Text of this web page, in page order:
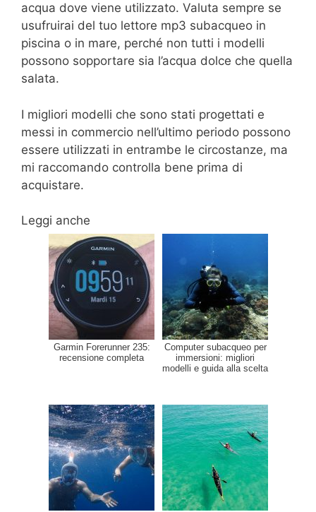
acqua dove viene utilizzato. Valuta sempre se
usufruirai del tuo lettore mp3 subacqueo in
piscina o in mare, perché non tutti i modelli
possono sopportare sia l’acqua dolce che quella
salata.
I migliori modelli che sono stati progettati e
messi in commercio nell’ultimo periodo possono
essere utilizzati in entrambe le circostanze, ma
mi raccomando controlla bene prima di
acquistare.
Leggi anche
Garmin Forerunner 235:
recensione completa
Computer subacqueo per
immersioni: migliori
modelli e guida alla scelta